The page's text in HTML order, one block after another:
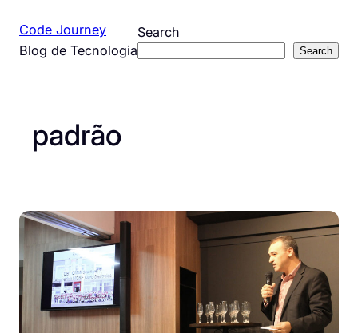
para
Code Journey
Blog de Tecnologia
Search
Search
padrão